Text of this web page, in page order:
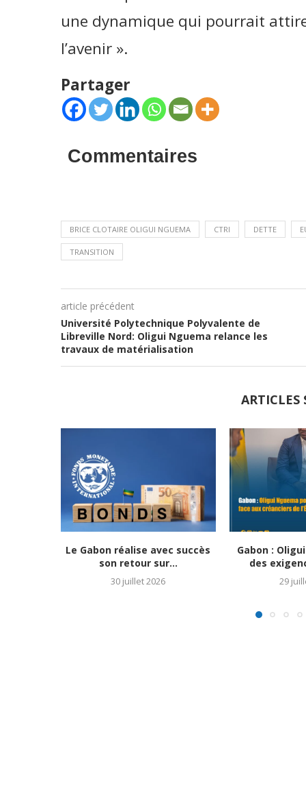
une dynamique qui pourrait
l’avenir ».
Partager
Commentaires
BRICE CLOTAIRE OLIGUI NGUEMA CTRI DETTE
TRANSITION
article précédent
Université Polytechnique Polyvalente de
Libreville Nord: Oligui Nguema relance les
travaux de matérialisation
ARTICLES
Le Gabon réalise avec succès
son retour sur...
30 juillet 2026
Gabon :
des
29